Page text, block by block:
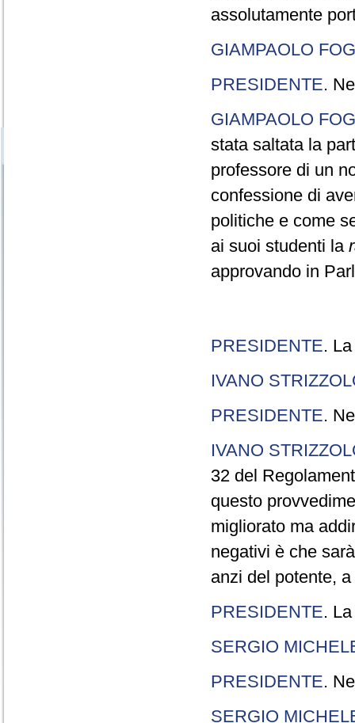
assolutamente
GIAMPAOLO
PRESIDENTE.
GIAMPAOLO
stata saltata la
professore di un
confessione di
politiche e come
ai suoi studenti la
approvando in
PRESIDENTE.
IVANO
PRESIDENTE.
IVANO
32 del
questo
migliorato ma
negativi è che
anzi del potente,
PRESIDENTE.
SERGIO
PRESIDENTE.
SERGIO